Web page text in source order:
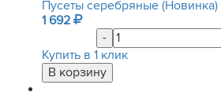
Пусеты серебряные (Новинка)
1 692
-
Купить в 1 клик